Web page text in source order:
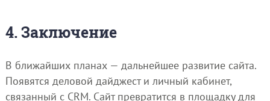
4. Заключение
В ближайших планах — дальнейшее развитие сайта.
Появятся деловой дайджест и личный кабинет,
связанный с CRM. Сайт превратится в площадку для